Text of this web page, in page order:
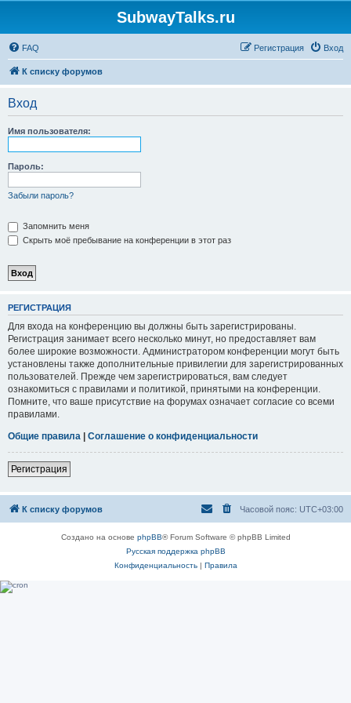
SubwayTalks.ru
FAQ Вход
Регистрация
К списку форумов
Вход
Имя пользователя:
Пароль:
Забыли пароль?
Запомнить меня
Скрыть моё пребывание на конференции в этот раз
РЕГИСТРАЦИЯ
Для входа на конференцию вы должны быть зарегистрированы.
Регистрация занимает всего несколько минут, но предоставляет вам
более широкие возможности. Администратором конференции могут быть
установлены также дополнительные привилегии для зарегистрированных
пользователей. Прежде чем зарегистрироваться, вам следует
ознакомиться с правилами и политикой, принятыми на конференции.
Помните, что ваше присутствие на форумах означает согласие со всеми
правилами.
Общие правила | Соглашение о конфиденциальности
Регистрация
К списку форумов Часовой пояс: UTC+03:00
Создано на основе phpBB® Forum Software © phpBB Limited
Русская поддержка phpBB
Конфиденциальность| Правила